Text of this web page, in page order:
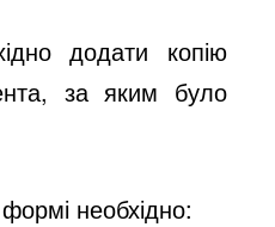
додати копію
за яким було
необхідно: